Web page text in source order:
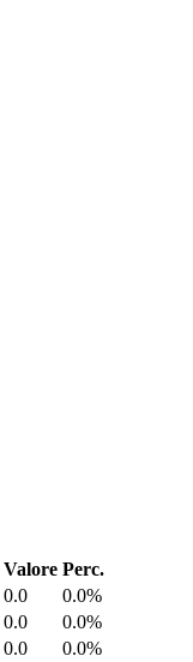
Valore Perc.
0.0
0.0%
0.0
0.0%
0.0
0.0%